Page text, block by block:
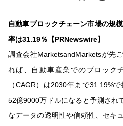
自動車ブロックチェーン市場の規
率は31.19％【PRNewswire】
調査会社MarketsandMarketsが先
れば、自動車産業でのブロック
（CAGR）は2030年まで31.19%
52億9000万ドルになると予測され
なデータの透明性や信頼性、セキ